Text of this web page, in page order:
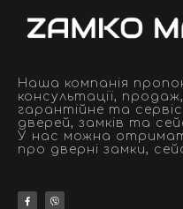
Наша компанія
консультації,
гарантійне та
дверей, замків та
У нас можна
про дверні замки,